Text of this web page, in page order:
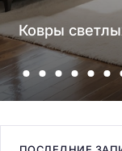
Ковры